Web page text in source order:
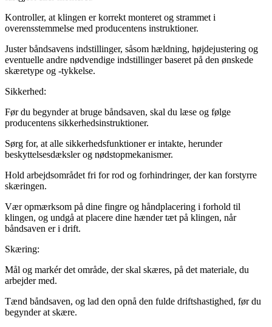
Kontroller, at klingen er korrekt monteret og strammet i
overensstemmelse med producentens instruktioner.
Juster båndsavens indstillinger, såsom hældning, højdejustering og
eventuelle andre nødvendige indstillinger baseret på den ønskede
skæretype og -tykkelse.
Sikkerhed:
Før du begynder at bruge båndsaven, skal du læse og følge
producentens sikkerhedsinstruktioner.
Sørg for, at alle sikkerhedsfunktioner er intakte, herunder
beskyttelsesdæksler og nødstopmekanismer.
Hold arbejdsområdet fri for rod og forhindringer, der kan forstyrre
skæringen.
Vær opmærksom på dine fingre og håndplacering i forhold til
klingen, og undgå at placere dine hænder tæt på klingen, når
båndsaven er i drift.
Skæring:
Mål og markér det område, der skal skæres, på det materiale, du
arbejder med.
Tænd båndsaven, og lad den opnå den fulde driftshastighed, før du
begynder at skære.